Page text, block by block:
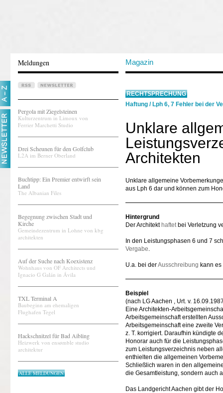
Meldungen Magazin
Pergola mit Ziegelsteinen
Kulturzentrum in Limoux von
Ferrier Marchetti Studio
Drei Scheunen für den Golfclub
L2A im Berner Oberland
Buchtipp: Ein Premier entwirft sein
Land
The Albanian Files
Begegnung zwischen Stadt und
Kirche
Gemeindezentrum in Lohne von kbg
architekten
Auf der Suche nach Koexistenz
Wohnhaus von OF Architects und
Ignacio G Galán in Ávila
TXL Terminal A
Baubeginn am ehemaligen
Flughafen Tegel
Hackschnitzel für Bad Aibling
Heizwerk von ensømble studio
architektur
ALLE MELDUNGEN
RECHTSPRECHUNG
Haftung / Lph 6, 7 Fehler bei der
Unklare
Architekten
Unklare allgemeine
aus Lph 6 dar und können zum
Hintergrund
Der Architekt haftetbei Verletzung
In den Leistungsphasen 6 und 7
Vergabe.
U.a. bei derAusschreibung kann
Beispiel
(nach LG Aachen , Urt. v.
Eine Architekten-
Arbeitsgemeinschaft erstellten
Arbeitsgemeinschaft eine zweite
z. T. korrigiert. Daraufhin kündigte
Honorar auch für die
zum Leistungsverzeichnis neben
enthielten die allgemeinen
Schließlich waren in den
die Gesamtleistung, sondern auch
Das Landgericht Aachen gibt der